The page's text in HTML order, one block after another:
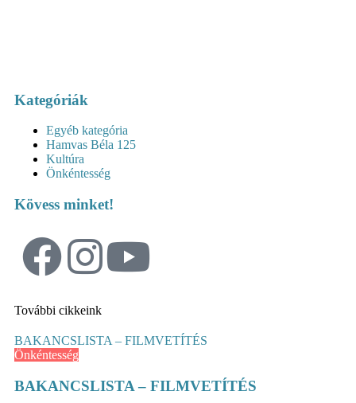
Kategóriák
Egyéb kategória
Hamvas Béla 125
Kultúra
Önkéntesség
Kövess minket!
További cikkeink
BAKANCSLISTA – FILMVETÍTÉS
Önkéntesség
BAKANCSLISTA – FILMVETÍTÉS